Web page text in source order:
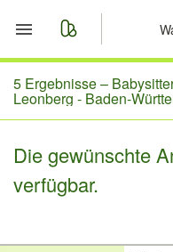
Start
Merkliste
Nachrichten
5 Ergebnisse –
Leonberg - Baden-
Die gewünschte
verfügbar.